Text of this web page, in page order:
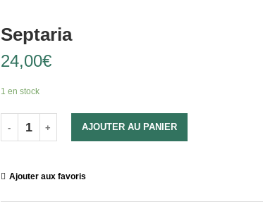
Septaria
24,00€
1 en stock
AJOUTER AU PANIER
Ajouter aux favoris